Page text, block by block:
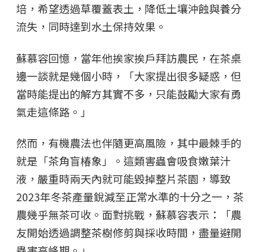
培，希望透過草覆蓋表土，降低土壤沖蝕與養分
流失，同時達到水土保持效果。
蘇慕容回憶，當年他挨家挨戶拜訪農民，在茶桌
邊一談就是幾個小時，「大家提出很多疑惑，但
當時能提出的解方其實不多，只能鼓勵大家有勇
氣走這條路。」
然而，有機農法也伴隨更高風險，其中最棘手的
就是「茶角盲椿象」。這類害蟲會吸食嫩葉汁
液，嚴重時兩天內就可能毀掉整片茶園，導致
2023年冬茶產量銳減至正常水準的十分之一，茶
農幾乎無茶可收。面對挑戰，蘇慕容表示：「農
友開始透過調整茶樹修剪與採收時間，盡量避開